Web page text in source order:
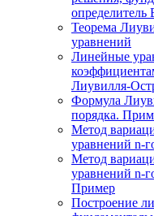
определитель
Теорема
уравнений
Линейные
Лиувилля-
Формула
порядка.
Метод
уравнений n-
Метод
уравнений n-
Пример
Построение